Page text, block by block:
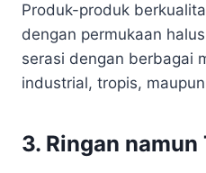
Produk-produk
dengan permukaan
serasi dengan berbagai
industrial, tropis,
3. Ringan namun